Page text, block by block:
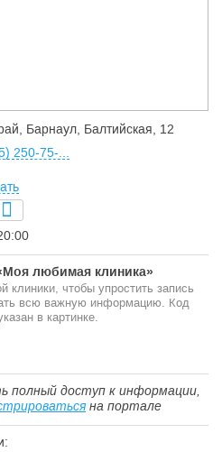
Барнаул, Балтийская, 12
250-75-...
любимая клиника»
клиники, чтобы упростить запись
всю важную информацию. Код
в картинке.
полный доступ к информации,
на портале